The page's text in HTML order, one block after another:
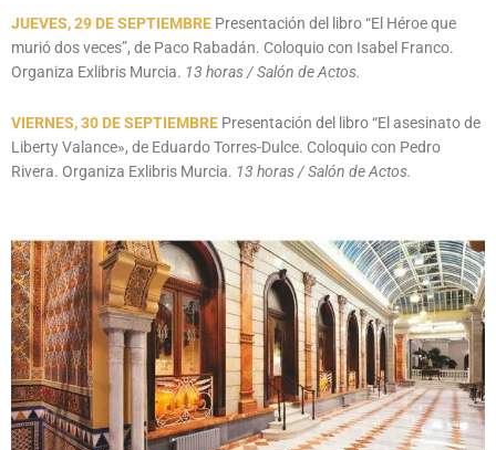
JUEVES, 29 DE SEPTIEMBRE Presentación del libro “El Héroe que
murió dos veces”, de Paco Rabadán. Coloquio con Isabel Franco.
Organiza Exlibris Murcia. 13 horas / Salón de Actos.
VIERNES, 30 DE SEPTIEMBRE Presentación del libro “El asesinato de
Liberty Valance», de Eduardo Torres-Dulce. Coloquio con Pedro
Rivera. Organiza Exlibris Murcia. 13 horas / Salón de Actos.